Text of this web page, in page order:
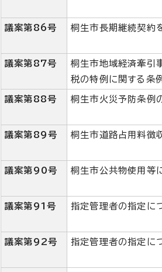
議案第86号 桐生市長期継続契約
議案第87号
桐生市地域経済牽引
税の特例に関する条
議案第88号 桐生市火災予防条例
議案第89号 桐生市道路占用料徴
議案第90号 桐生市公共物使用等
議案第91号 指定管理者の指定に
議案第92号 指定管理者の指定に